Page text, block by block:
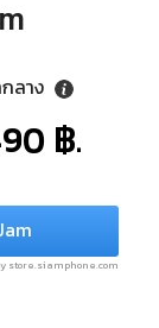
ลาง
฿.
store.siamphone.com